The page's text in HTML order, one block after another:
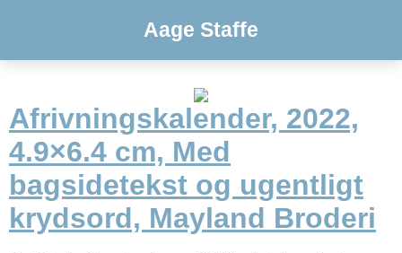
Aage Staffe
Afrivningskalender, 2022,
4.9×6.4 cm, Med
bagsidetekst og ugentligt
krydsord, Mayland Broderi